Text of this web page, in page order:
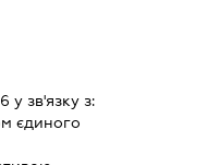
у зв'язку з:
єдиного